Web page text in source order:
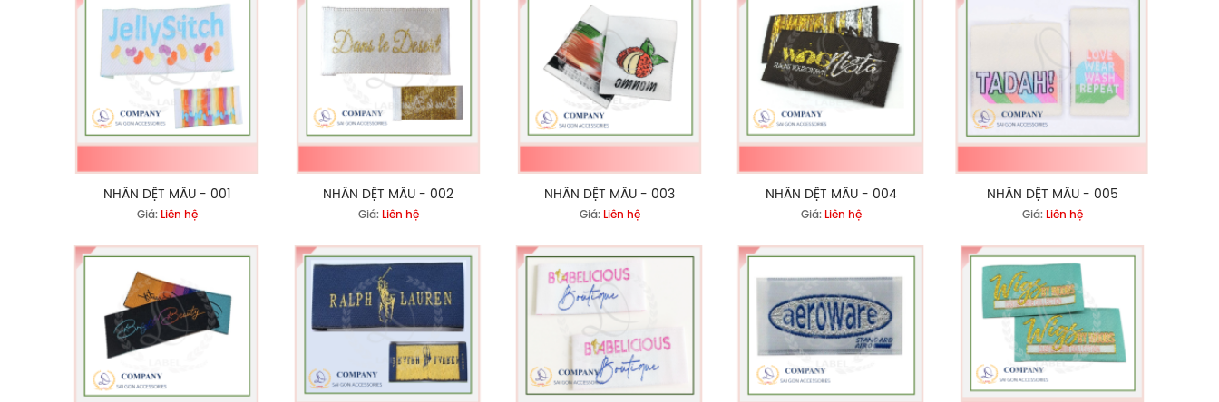
NHÃN DỆT MẪU - 001
Giá: Liên hệ
NHÃN DỆT MẪU - 002
Giá: Liên hệ
NHÃN DỆT MẪU - 003
Giá: Liên hệ
NHÃN DỆT MẪU - 004
Giá: Liên hệ
NHÃN DỆT MẪU - 005
Giá: Liên hệ